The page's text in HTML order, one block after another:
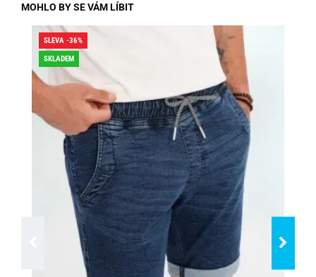
MOHLO BY SE VÁM LÍBIT
SLEVA -36%
SKLADEM